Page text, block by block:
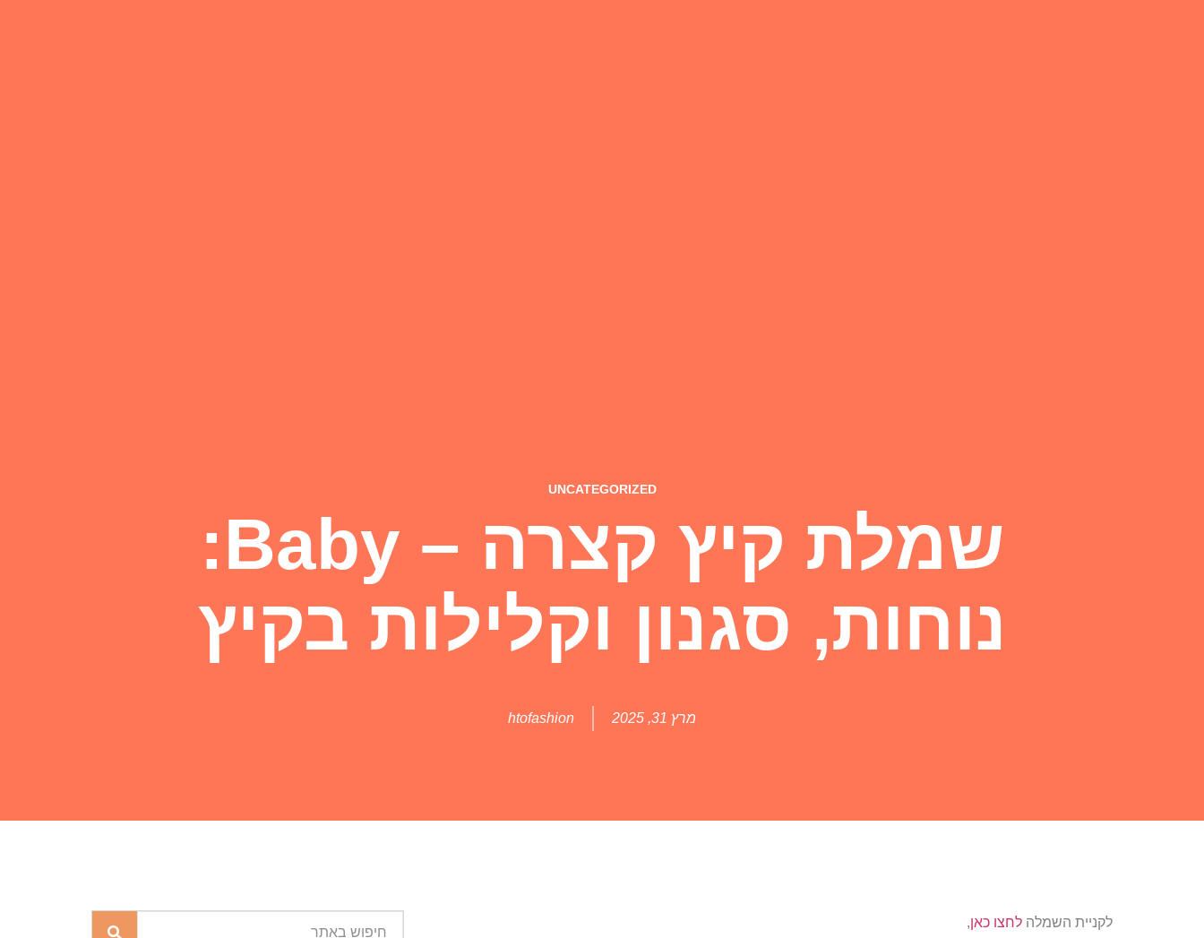
UNCATEGORIZED
שמלת קיץ קצרה – Baby:
נוחות, סגנון וקלילות בקיץ
מרץ 31, 2025 htofashion
לקניית השמלה לחצו כאן,